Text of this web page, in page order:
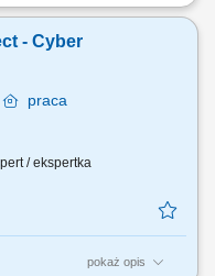
—
własnego lejka: lista
nowy oddział, rekrutacja
i od lokalnych firm IT;
- Cyber
praca
/ ekspertka
pokaż opis